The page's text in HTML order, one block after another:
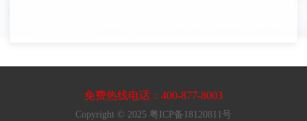
免费热线电话：400-877-8003
Copyright © 2025 粤ICP备18120811号